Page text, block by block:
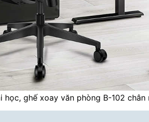
học, ghế xoay văn phòng B-102 chân